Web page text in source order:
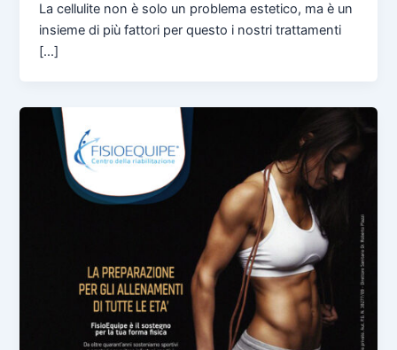
La cellulite non è solo un problema estetico, ma è un
insieme di più fattori per questo i nostri trattamenti
[...]